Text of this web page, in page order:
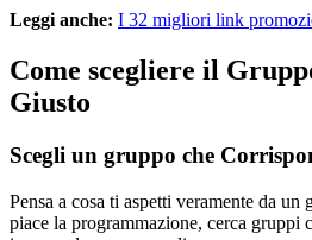
Leggi anche: I 32 migliori link
Come scegliere il
Giusto
Scegli un gruppo che
Pensa a cosa ti aspetti veramente da un
piace la programmazione, cerca gruppi